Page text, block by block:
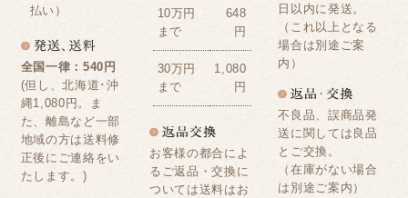
払い）
全国一律：540円
(但し、北海道･沖
縄1,080円。ま
た、離島など一部
地域の方は送料修
正後にご連絡をい
たします。)
10万円
まで
648
円
30万円
まで
1,080
円
お客様の都合によ
るご返品・交換に
ついては送料はお
日以内に発送。
（これ以上となる
場合は別途ご案
内）
不良品、誤商品発
送に関しては良品
とご交換。
（在庫がない場合
は別途ご案内）